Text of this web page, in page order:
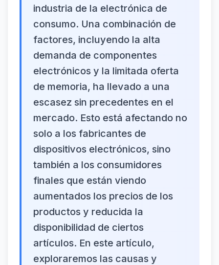
industria de la electrónica de
consumo. Una combinación de
factores, incluyendo la alta
demanda de componentes
electrónicos y la limitada oferta
de memoria, ha llevado a una
escasez sin precedentes en el
mercado. Esto está afectando no
solo a los fabricantes de
dispositivos electrónicos, sino
también a los consumidores
finales que están viendo
aumentados los precios de los
productos y reducida la
disponibilidad de ciertos
artículos. En este artículo,
exploraremos las causas y